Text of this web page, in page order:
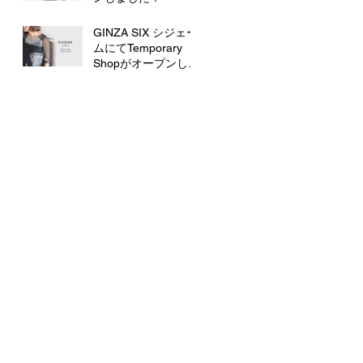
GINZA SIX シジェー
ムにてTemporary
Shopがオープンしま